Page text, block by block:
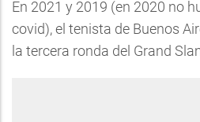
En 2021 y 2019 (en 2020 no
covid), el tenista de Buenos
la tercera ronda del Grand